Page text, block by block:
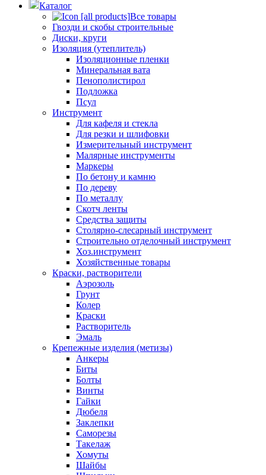
Каталог
Все товары
Гвозди и скобы строительные
Диски, круги
Изоляция (утеплитель)
Изоляционные пленки
Минеральная вата
Пенополистирол
Подложка
Псул
Инструмент
Для кафеля и стекла
Для резки и шлифовки
Измерительный инструмент
Малярные инструменты
Маркеры
По бетону и камню
По дереву
По металлу
Скотч ленты
Средства защиты
Столярно-слесарный инструмент
Строительно отделочный инструмент
Хоз.инструмент
Хозяйственные товары
Краски, растворители
Аэрозоль
Грунт
Колер
Краски
Растворитель
Эмаль
Крепежные изделия (метизы)
Анкеры
Биты
Болты
Винты
Гайки
Дюбеля
Заклепки
Саморезы
Такелаж
Хомуты
Шайбы